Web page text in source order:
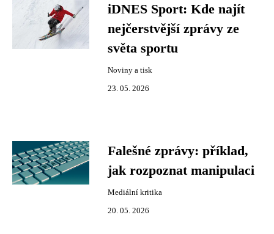
iDNES Sport: Kde najít
nejčerstvější zprávy ze
světa sportu
Noviny a tisk
23. 05. 2026
Falešné zprávy: příklad,
jak rozpoznat manipulaci
Mediální kritika
20. 05. 2026